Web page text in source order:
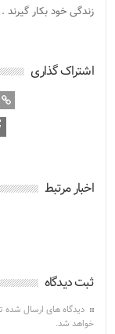
زندگی خود بکار گیرند .
اشتراک گذاری
اخبار مرتبط
ثبت دیدگاه
دیدگاه های ارسال
خواهد شد.